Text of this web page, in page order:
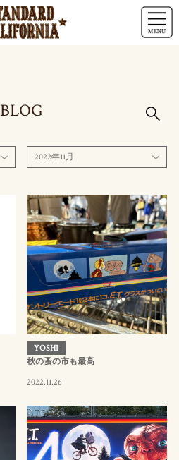
BLOG
2022年11月
YOSHI
秋の蚤の市も最高
2022.11.26